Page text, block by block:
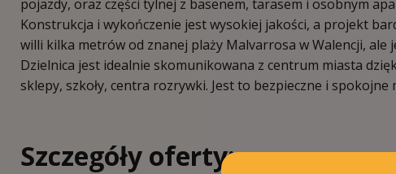
pojazdy, oraz części tylnej z basenem, tarasem i osobnym
Konstrukcja i wykończenie jest wysokiej jakości, a projekt
willi kilka metrów od znanej plaży Malvarrosa w Walencji, ale
Dzielnica jest idealnie skomunikowana z centrum miasta
sklepy, szkoły, centra rozrywki. Jest to bezpieczne i spokojne
Szczegóły oferty: